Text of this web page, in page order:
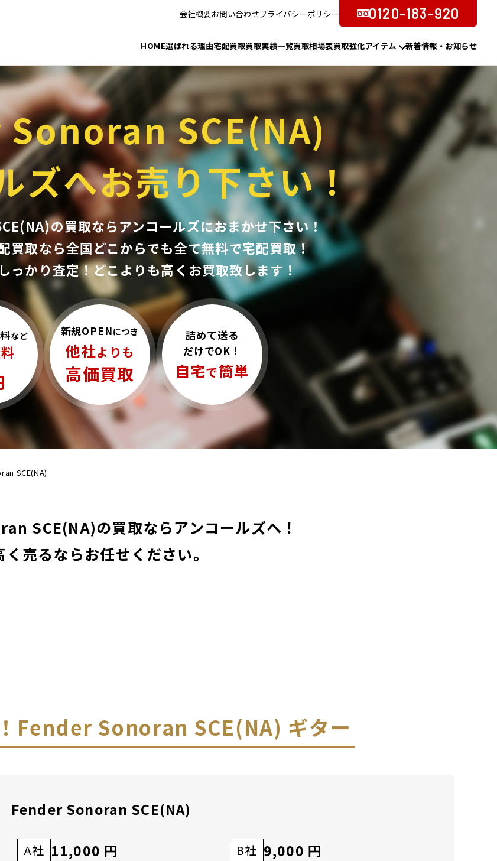
会社概要お問い合わせプライバシーポリシー 0120-183-920
HOME選ばれる理由宅配買取買取実績一覧買取相場表買取強化アイテム 新着情報・お知らせ
SCE(NA)
ズへお売り下さい！
の買取ならアンコールズにおまかせ下さい！
買取なら全国どこからでも全て無料で宅配買取！
っかり査定！どこよりも高くお買取致します！
など 新規OPENにつき
他社よりも
高価買取
詰めて送る
だけでOK！
自宅で簡単
SCE(NA)
SCE(NA)の買取ならアンコールズへ！
く売るならお任せください。
Fender Sonoran SCE(NA) ギター
Fender Sonoran SCE(NA)
A社 11,000 円 B社 9,000 円